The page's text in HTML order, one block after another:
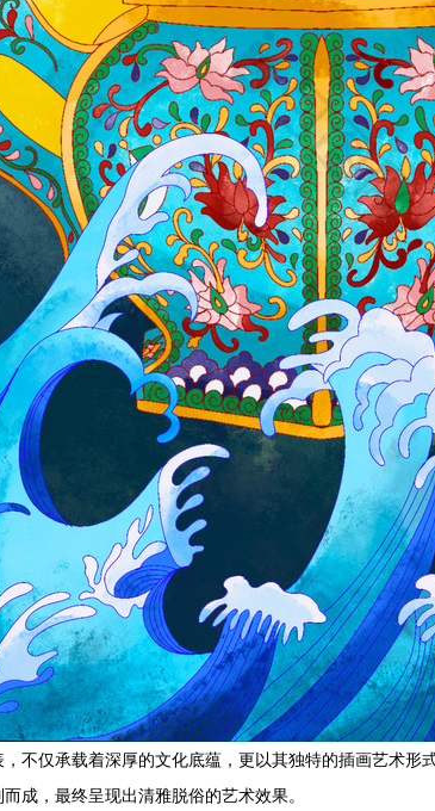
不仅承载着深厚的文化底蕴，更以其独特的插画艺术
成，最终呈现出清雅脱俗的艺术效果。